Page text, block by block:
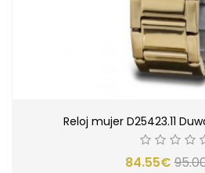
Reloj mujer D25423.11
84.55€